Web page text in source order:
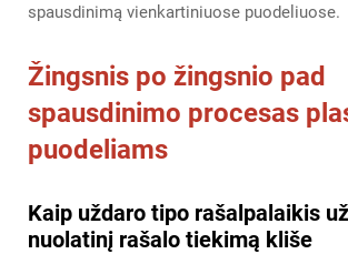
spausdinimą vienkartiniuose puodeliuose.
Žingsnis po žingsnio pad
spausdinimo procesas
puodeliams
Kaip uždaro tipo rašalpalaikis
nuolatinį rašalo tiekimą kliše